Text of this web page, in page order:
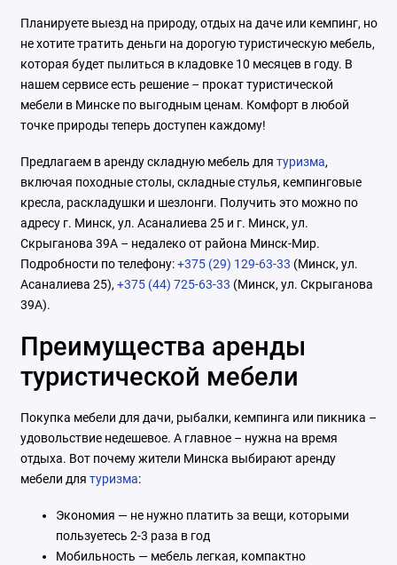
Планируете выезд на природу, отдых на даче или кемпинг, но
не хотите тратить деньги на дорогую туристическую мебель,
которая будет пылиться в кладовке 10 месяцев в году. В
нашем сервисе есть решение – прокат туристической
мебели в Минске по выгодным ценам. Комфорт в любой
точке природы теперь доступен каждому!
Предлагаем в аренду складную мебель для туризма,
включая походные столы, складные стулья, кемпинговые
кресла, раскладушки и шезлонги. Получить это можно по
адресу г. Минск, ул. Асаналиева 25 и г. Минск, ул.
Скрыганова 39А – недалеко от района Минск-Мир.
Подробности по телефону:+375 (29) 129-63-33 (Минск, ул.
Асаналиева 25), +375 (44) 725-63-33 (Минск, ул. Скрыганова
39А).
Преимущества аренды
туристической мебели
Покупка мебели для дачи, рыбалки, кемпинга или пикника –
удовольствие недешевое. А главное – нужна на время
отдыха. Вот почему жители Минска выбирают аренду
мебели для туризма:
Экономия — не нужно платить за вещи, которыми
пользуетесь 2-3 раза в год
Мобильность — мебель легкая, компактно